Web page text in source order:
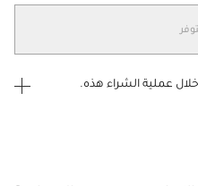
عملية الشراء هذه.